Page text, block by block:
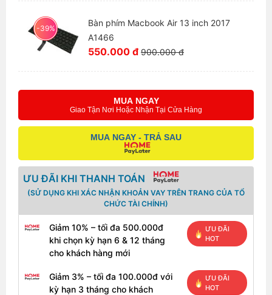
-39%
Bàn phím Macbook Air 13 inch 2017
A1466
550.000 đ 900.000 đ
MUA NGAY
Giao Tận Nơi Hoặc Nhận Tại Cửa Hàng
MUA NGAY - TRẢ SAU
ƯU ĐÃI KHI THANH TOÁN
(SỬ DỤNG KHI XÁC NHẬN KHOẢN VAY TRÊN TRANG CỦA TỔ
CHỨC TÀI CHÍNH)
Giảm 10% – tối đa 500.000đ
khi chọn kỳ hạn 6 & 12 tháng
cho khách hàng mới
ƯU ĐÃI
HOT
Giảm 3% – tối đa 100.000đ với
kỳ hạn 3 tháng cho khách
ƯU ĐÃI
HOT